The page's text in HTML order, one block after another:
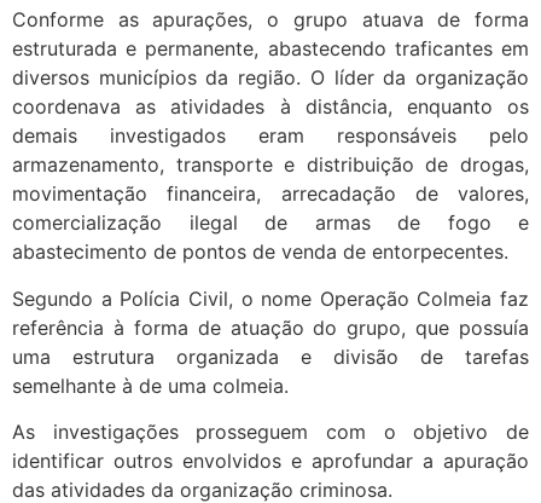
Conforme as apurações, o grupo atuava de forma
estruturada e permanente, abastecendo traficantes em
diversos municípios da região. O líder da organização
coordenava as atividades à distância, enquanto os
demais investigados eram responsáveis pelo
armazenamento, transporte e distribuição de drogas,
movimentação financeira, arrecadação de valores,
comercialização ilegal de armas de fogo e
abastecimento de pontos de venda de entorpecentes.
Segundo a Polícia Civil, o nome Operação Colmeia faz
referência à forma de atuação do grupo, que possuía
uma estrutura organizada e divisão de tarefas
semelhante à de uma colmeia.
As investigações prosseguem com o objetivo de
identificar outros envolvidos e aprofundar a apuração
das atividades da organização criminosa.